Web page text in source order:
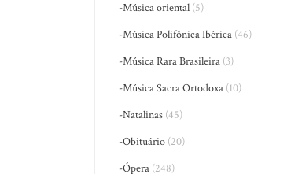
-Música oriental (5)
-Música Polifônica Ibérica (46)
-Música Rara Brasileira (3)
-Música Sacra Ortodoxa (10)
-Natalinas (45)
-Obituário (20)
-Ópera (248)